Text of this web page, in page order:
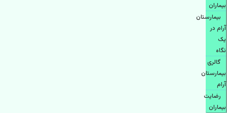
بیماران
بیمارستان
آرام در
یک
نگاه
گالری
بیمارستان
آرام
رضایت
بیماران